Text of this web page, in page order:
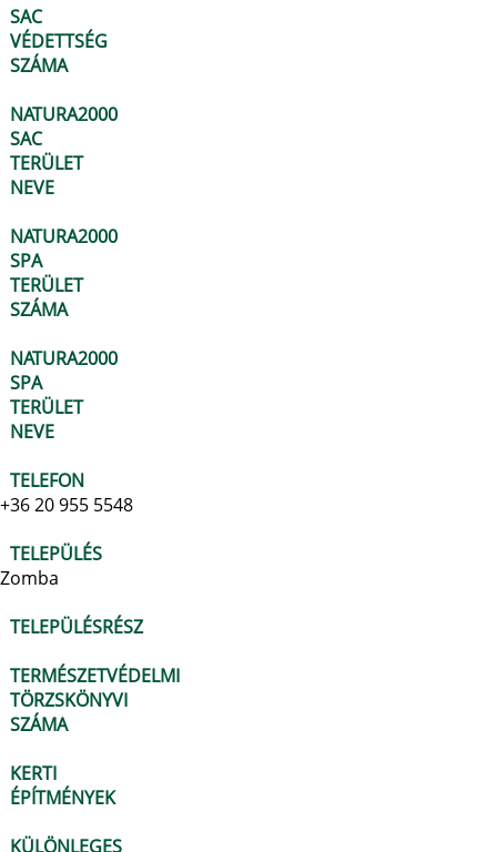
SAC
VÉDETTSÉG
SZÁMA
NATURA2000
SAC
TERÜLET
NEVE
NATURA2000
SPA
TERÜLET
SZÁMA
NATURA2000
SPA
TERÜLET
NEVE
TELEFON
+36 20 955 5548
TELEPÜLÉS
Zomba
TELEPÜLÉSRÉSZ
TERMÉSZETVÉDELMI
TÖRZSKÖNYVI
SZÁMA
KERTI
ÉPÍTMÉNYEK
KÜLÖNLEGES